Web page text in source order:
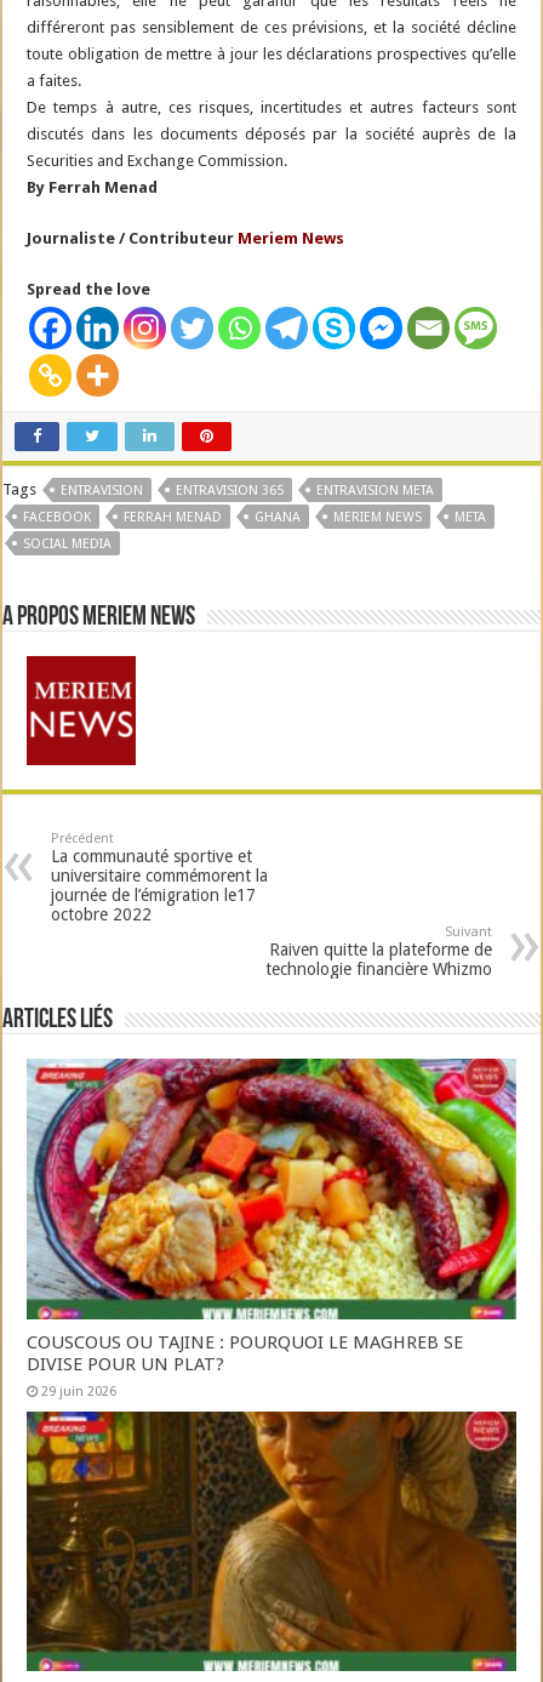
différeront pas sensiblement de ces prévisions, et la société décline
toute obligation de mettre à jour les déclarations prospectives qu’elle
a faites.
De temps à autre, ces risques, incertitudes et autres facteurs sont
discutés dans les documents déposés par la société auprès de la
Securities and Exchange Commission.
By Ferrah Menad
Journaliste / Contributeur Meriem News
Spread the love
Tags ENTRAVISION ENTRAVISION 365
ENTRAVISION META
FACEBOOK
FERRAH MENAD GHANA MERIEM NEWS
META
SOCIAL MEDIA
A propos Meriem News
Précédent
La communauté sportive et
universitaire commémorent la
journée de l’émigration le17
octobre 2022
Suivant
Raiven quitte la plateforme de
technologie financière Whizmo
Articles liés
COUSCOUS OU TAJINE : POURQUOI LE MAGHREB SE
DIVISE POUR UN PLAT?
29 juin 2026